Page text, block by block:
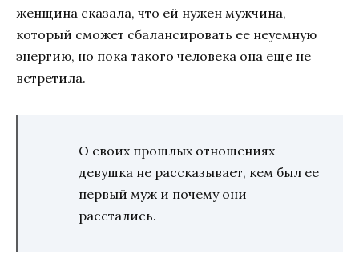
женщина сказала, что ей нужен мужчина,
который сможет сбалансировать ее неуемную
энергию, но пока такого человека она еще не
встретила.
О своих прошлых отношениях
девушка не рассказывает, кем был ее
первый муж и почему они
расстались.